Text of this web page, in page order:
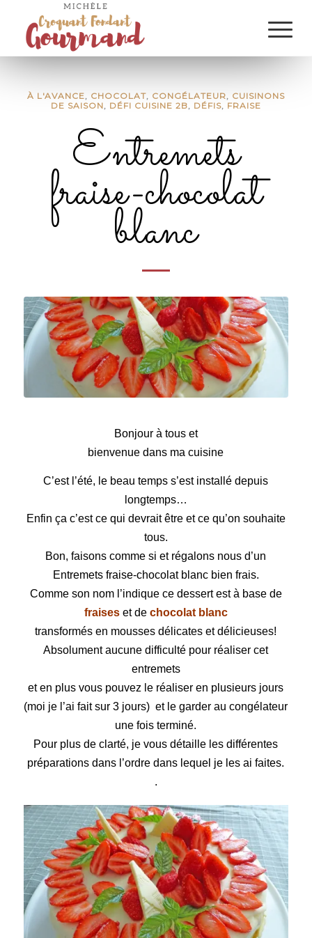
À L'AVANCE, CHOCOLAT, CONGÉLATEUR, CUISINONS
DE SAISON, DÉFI CUISINE 2B, DÉFIS, FRAISE
Entremets
fraise-chocolat
blanc
Bonjour à tous et
bienvenue dans ma cuisine
C’est l’été, le beau temps s’est installé depuis
longtemps…
Enfin ça c’est ce qui devrait être et ce qu’on souhaite
tous.
Bon, faisons comme si et régalons nous d’un
Entremets fraise-chocolat blanc bien frais.
Comme son nom l’indique ce dessert est à base de
fraiseset de chocolat blanc
transformés en mousses délicates et délicieuses!
Absolument aucune difficulté pour réaliser cet
entremets
et en plus vous pouvez le réaliser en plusieurs jours
(moi je l’ai fait sur 3 jours) et le garder au congélateur
une fois terminé.
Pour plus de clarté, je vous détaille les différentes
préparations dans l’ordre dans lequel je les ai faites.
.